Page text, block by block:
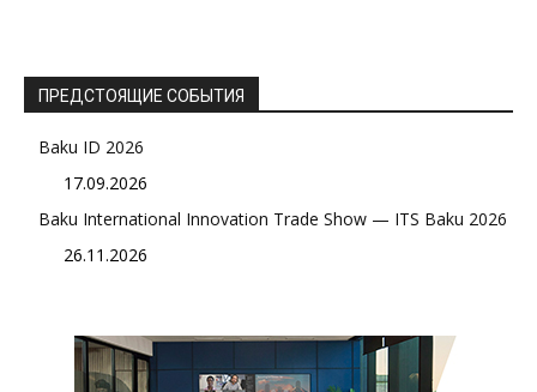
ПРЕДСТОЯЩИЕ СОБЫТИЯ
Baku ID 2026
17.09.2026
Baku International Innovation Trade Show — ITS Baku 2026
26.11.2026